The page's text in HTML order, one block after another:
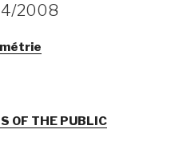
2008
OF THE PUBLIC